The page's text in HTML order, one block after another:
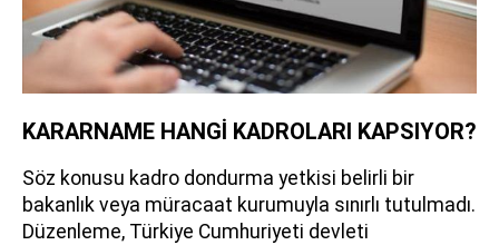
KARARNAME HANGİ KADROLARI KAPSIYOR?
Söz konusu kadro dondurma yetkisi belirli bir
bakanlık veya müracaat kurumuyla sınırlı tutulmadı.
Düzenleme, Türkiye Cumhuriyeti devleti